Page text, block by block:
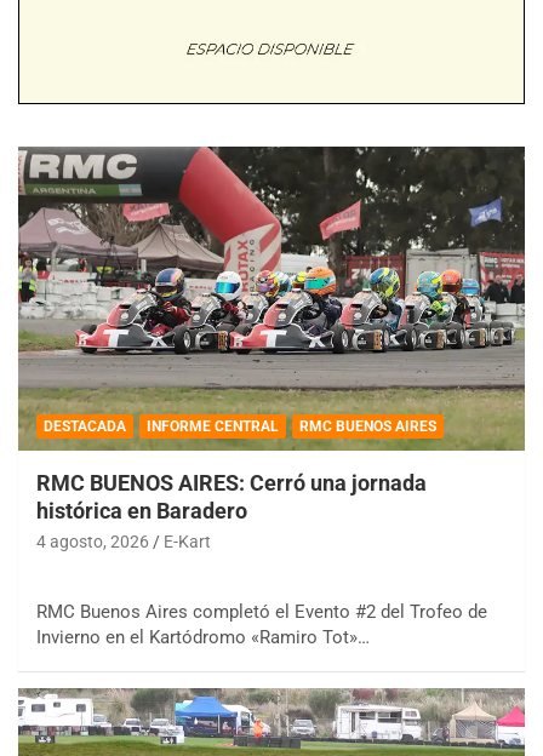
DESTACADA INFORME CENTRAL RMC BUENOS AIRES
RMC BUENOS AIRES: Cerró una jornada
histórica en Baradero
4 agosto, 2026 E-Kart
RMC Buenos Aires completó el Evento #2 del Trofeo de
Invierno en el Kartódromo «Ramiro Tot»…